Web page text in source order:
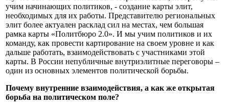
учим начинающих политиков, - создание карты элит,
необходимых для их работы. Представителю региональных
элит более актуален расклад сил на местах, чем большая
рамка карты «Политбюро 2.0». И мы учим политиков и их
команду, как провести картирование на своем уровне и как
дальше работать, взаимодействовать с участниками этой
карты. В России непубличные внутриэлитные переговоры –
один из основных элементов политической борьбы.
Почему внутренние взаимодействия, а как же открытая
борьба на политическом поле?